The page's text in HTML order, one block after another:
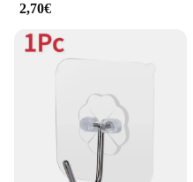
2,70€